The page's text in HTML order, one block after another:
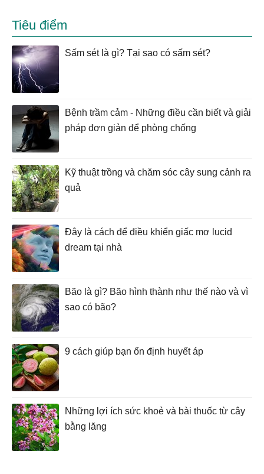
Tiêu điểm
Sấm sét là gì? Tại sao có sấm sét?
Bệnh trầm cảm - Những điều cần biết và giải
pháp đơn giản để phòng chống
Kỹ thuật trồng và chăm sóc cây sung cảnh ra
quả
Đây là cách để điều khiển giấc mơ lucid
dream tại nhà
Bão là gì? Bão hình thành như thế nào và vì
sao có bão?
9 cách giúp bạn ổn định huyết áp
Những lợi ích sức khoẻ và bài thuốc từ cây
bằng lăng